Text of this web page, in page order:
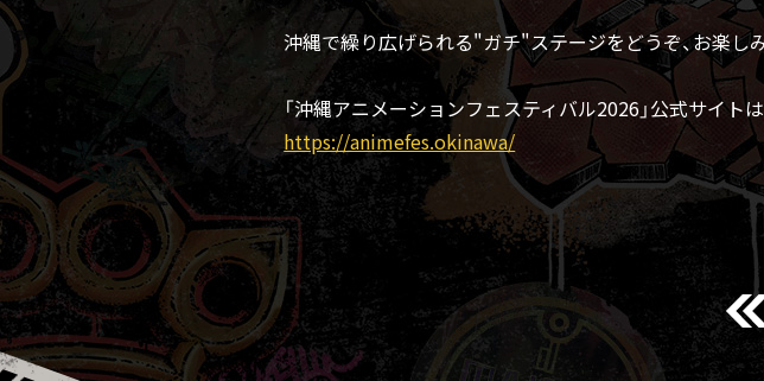
沖縄で繰り広げられる"ガチ"ステージをどうぞ、お楽しみ
「沖縄アニメーションフェスティバル2026」公式サイト
https://animefes.okinawa/